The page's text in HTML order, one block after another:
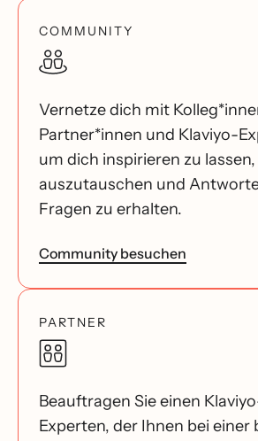
COMMUNITY
Vernetze dich mit
Partner*innen und Klaviyo-
um dich inspirieren zu
auszutauschen und
Fragen zu erhalten.
Community besuchen
PARTNER
Beauftragen Sie einen
Experten, der Ihnen bei